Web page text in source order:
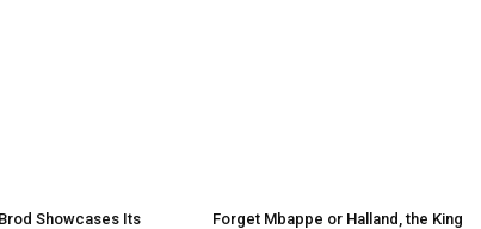
Showcases Its
Forget Mbappe or Halland, the King